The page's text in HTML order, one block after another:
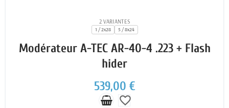
2 VARIANTES
1 / 2x28 5 / 8x24
Modérateur A-TEC AR-40-4 .223 + Flash
hider
539,00 €
favorite_border